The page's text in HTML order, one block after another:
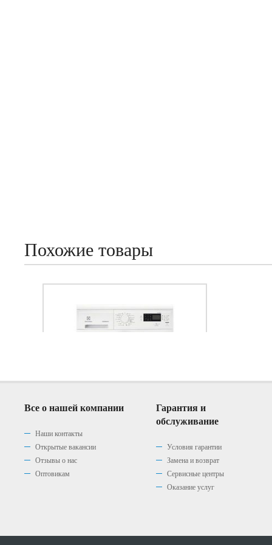
Похожие товары
Стиральная машина
Electrolux EWS1266EDW
Все о нашей компании
Наши контакты
Открытые вакансии
Отзывы о нас
Оптовикам
Гарантия и
обслуживание
Условия гарантии
Замена и возврат
Сервисные центры
Оказание услуг